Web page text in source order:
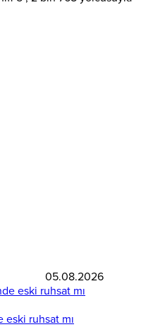
05.08.2026
eski ruhsat mı